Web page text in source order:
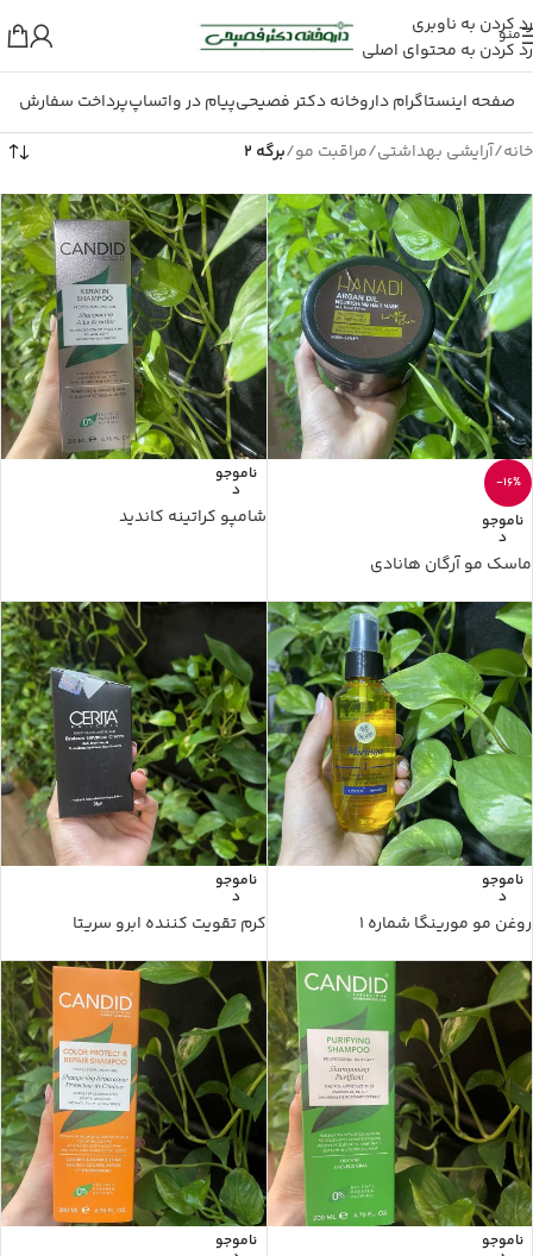
رد کردن به ناوبری
رد کردن به محتوای اصلی
منو
صفحه اینستاگرام داروخانه دکتر فصیحیپیام در واتساپپرداخت سفارش
خانه/آرایشی بهداشتی/مراقبت مو/برگه 2
-16%
ناموجو
د
ماسک مو آرگان هانادی
ناموجو
د
شامپو کراتینه کاندید
ناموجو
د
روغن مو مورینگا شماره ۱
ناموجو
د
کرم تقویت کننده ابرو سریتا
ناموجو ناموجو